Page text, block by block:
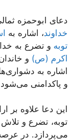
دعای ابوحمزه
خداوند، اشاره به
توبه و تضرع به
اکرم (ص) و
اشاره به
و پاکدامنی
این دعا علاوه بر
توبه، تضرع و تلاش
می‌پردازد. در